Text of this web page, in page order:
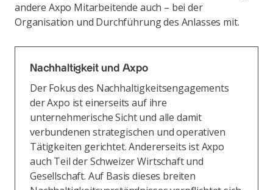
andere Axpo Mitarbeitende auch – bei der
Organisation und Durchführung des Anlasses mit.
Nachhaltigkeit und Axpo
Der Fokus des Nachhaltigkeitsengagements
der Axpo ist einerseits auf ihre
unternehmerische Sicht und alle damit
verbundenen strategischen und operativen
Tätigkeiten gerichtet. Andererseits ist Axpo
auch Teil der Schweizer Wirtschaft und
Gesellschaft. Auf Basis dieses breiten